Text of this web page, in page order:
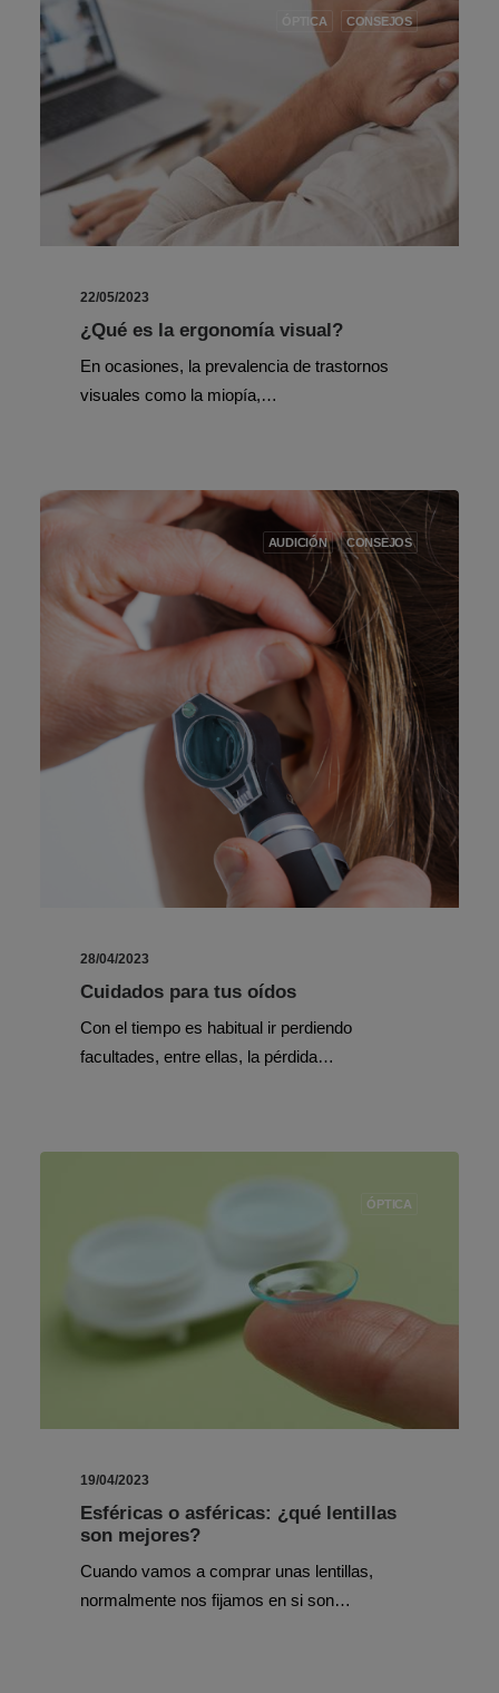
ÓPTICA CONSEJOS
22/05/2023
¿Qué es la ergonomía visual?
En ocasiones, la prevalencia de trastornos
visuales como la miopía,…
AUDICIÓN CONSEJOS
28/04/2023
Cuidados para tus oídos
Con el tiempo es habitual ir perdiendo
facultades, entre ellas, la pérdida…
ÓPTICA
19/04/2023
Esféricas o asféricas: ¿qué lentillas
son mejores?
Cuando vamos a comprar unas lentillas,
normalmente nos fijamos en si son…